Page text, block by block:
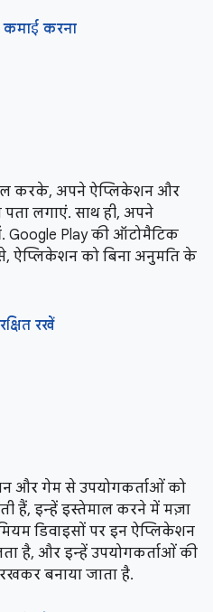
करना
करके, अपने ऐप्लिकेशन और
लगाएं. साथ ही, अपने
Google Play की ऑटोमैटिक
ऐप्लिकेशन को बिना अनुमति के
रखें
और गेम से उपयोगकर्ताओं को
हैं, इन्हें इस्तेमाल करने में मज़ा
डिवाइसों पर इन ऐप्लिकेशन
है, और इन्हें उपयोगकर्ताओं की
बनाया जाता है.